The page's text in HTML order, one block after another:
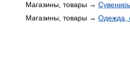
Магазины, товары →
Магазины, товары → Одежда,